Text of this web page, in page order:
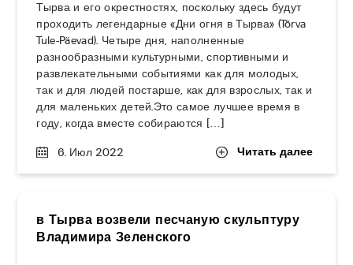
Тырва и его окрестностях, поскольку здесь будут
проходить легендарные «Дни огня в Тырва» (Tõrva
Tule-Päevad). Четыре дня, наполненные
разнообразными культурными, спортивными и
развлекательными событиями как для молодых,
так и для людей постарше, как для взрослых, так и
для маленьких детей.Это самое лучшее время в
году, когда вместе собираются […]
6. Июл 2022 Читать далее
в Тырва возвели песчаную скульптуру
Владимира Зеленского